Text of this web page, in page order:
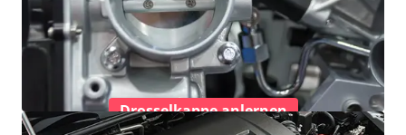
Drosselkappe anlernen